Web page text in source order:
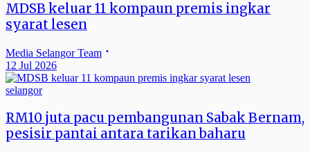
MDSB keluar 11 kompaun premis ingkar
syarat lesen
Media Selangor Team
12 Jul 2026
selangor
RM10 juta pacu pembangunan Sabak Bernam,
pesisir pantai antara tarikan baharu